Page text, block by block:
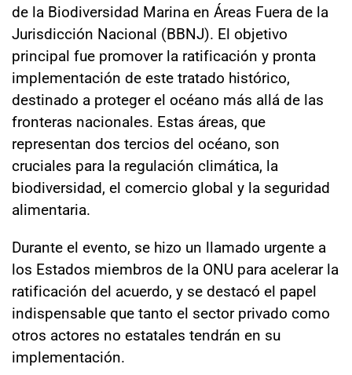
de la Biodiversidad Marina en Áreas Fuera de la
Jurisdicción Nacional (BBNJ). El objetivo
principal fue promover la ratificación y pronta
implementación de este tratado histórico,
destinado a proteger el océano más allá de las
fronteras nacionales. Estas áreas, que
representan dos tercios del océano, son
cruciales para la regulación climática, la
biodiversidad, el comercio global y la seguridad
alimentaria.
Durante el evento, se hizo un llamado urgente a
los Estados miembros de la ONU para acelerar la
ratificación del acuerdo, y se destacó el papel
indispensable que tanto el sector privado como
otros actores no estatales tendrán en su
implementación.